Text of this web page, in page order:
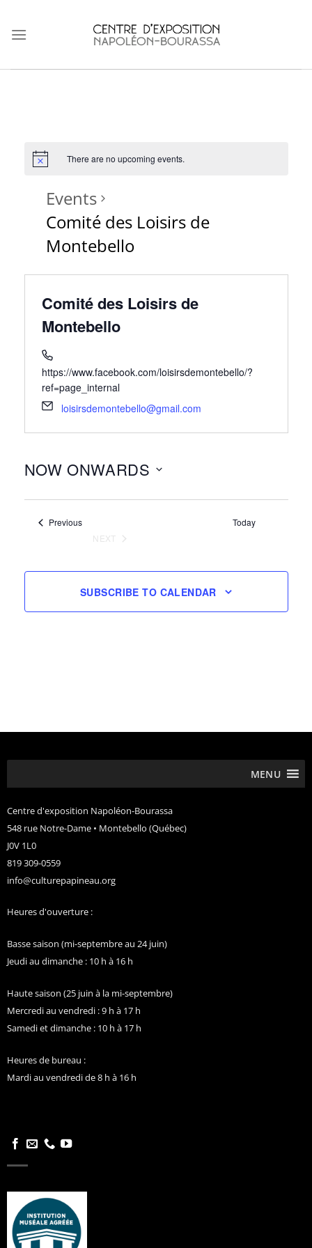
content
There are no upcoming events.
Events
Comité des Loisirs de
Montebello
Comité des Loisirs de
Montebello
https://www.facebook.com/loisirsdemontebello/?
ref=page_internal
loisirsdemontebello@gmail.com
NOW ONWARDS
PreviousEvents
Today
NEXT
SUBSCRIBE TO CALENDAR
MENU
Centre d'exposition Napoléon-Bourassa
548 rue Notre-Dame • Montebello (Québec)
J0V 1L0
819 309-0559
info@culturepapineau.org
Heures d'ouverture :
Basse saison (mi-septembre au 24 juin)
Jeudi au dimanche : 10 h à 16 h
Haute saison (25 juin à la mi-septembre)
Mercredi au vendredi : 9 h à 17 h
Samedi et dimanche : 10 h à 17 h
Heures de bureau :
Mardi au vendredi de 8 h à 16 h